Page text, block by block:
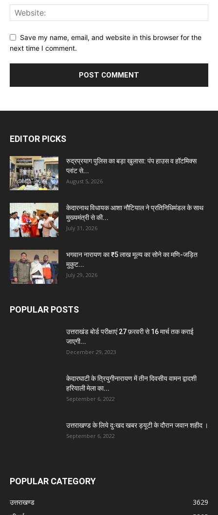
Save my name, email, and website in this browser for the
next time I comment.
EDITOR PICKS
रुद्रप्रयाग पुलिस का बड़ा खुलासा: पंप हाउस व हॉटमिक्स
प्लांट से...
August 5, 2026
केदारनाथ विधायक आशा नौटियाल ने प्रतिनिधिमंडल के साथ
मुख्यमंत्री से की...
July 31, 2026
भगवान नारायण का ₹5 लाख मूल्य का सोने का मणि-जड़ित
मुकुट...
July 29, 2026
POPULAR POSTS
उत्तराखंड बोर्ड परीक्षाएं 27 फ़रवरी से 16 मार्च तक कराई
जाएगी...
December 29, 2023
केदारघाटी के त्रियुगीनारायण में तीन दिवसीय वामन द्वादशी
हरियाली मेला का...
September 6, 2022
उत्तराखण्ड के लिये दुःखद खबर ड्यूटी के दौरान जवान शहीद ।
September 6, 2022
POPULAR CATEGORY
उत्तराखण्ड
3629